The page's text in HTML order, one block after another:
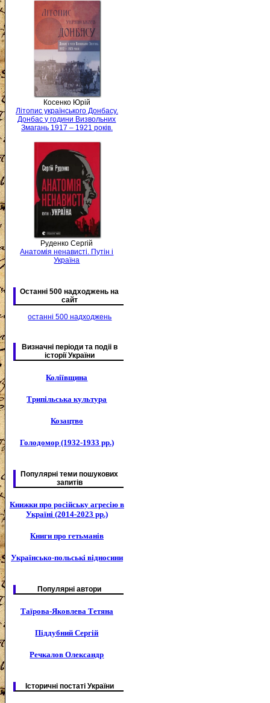
Косенко Юрій
Літопис українського Донбасу.
Донбас у години Визвольних
Змагань 1917 – 1921 років.
Руденко Сергій
Анатомія ненависті. Путін і
Україна
Останні 500 надходжень на
сайт
останні 500 надходжень
Визначні періоди та подіі в
історії України
Коліївщина
Трипільська культура
Козацтво
Голодомор (1932-1933 рр.)
Популярні теми пошукових
запитів
Книжки про російську агресію в
Україні (2014-2023 рр.)
Книги про гетьманів
Українсько-польські відносини
Популярні автори
Таїрова-Яковлева Тетяна
Піддубний Сергій
Речкалов Олександр
Історичні постаті України